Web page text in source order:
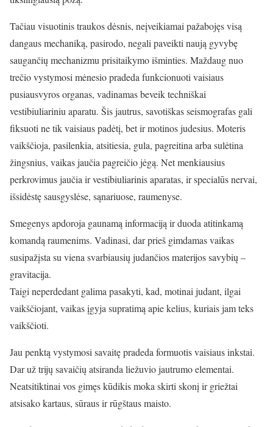
Tačiau visuotinis traukos dėsnis, neįveikiamai pažabojęs visą
dangaus mechaniką, pasirodo, negali paveikti naują gyvybę
saugančių mechanizmu prisitaikymo išminties. Maždaug nuo
trečio vystymosi mėnesio pradeda funkcionuoti vaisiaus
pusiausvyros organas, vadinamas beveik techniškai
vestibiuliariniu aparatu. Šis jautrus, savotiškas seismografas gali
fiksuoti ne tik vaisiaus padėtį, bet ir motinos judesius. Moteris
vaikščioja, pasilenkia, atsitiesia, gula, pagreitina arba sulėtina
žingsnius, vaikasjaučia pagreičio jėgą. Net menkiausius
perkrovimus jaučia ir vestibiuliarinis aparatas, ir specialūs nervai,
išsidėstę sausgyslėse, sąnariuose, raumenyse.
Smegenys apdoroja gaunamą informaciją ir duoda atitinkamą
komandą raumenims. Vadinasi, dar prieš gimdamas vaikas
susipažįsta su viena svarbiausių judančios materijos savybių –
gravitacija.
Taigi neperdedant galima pasakyti, kad, motinai judant, ilgai
vaikščiojant, vaikas įgyja supratimą apie kelius, kuriais jam teks
vaikščioti.
Jau penktą vystymosi savaitę pradeda formuotis vaisiaus inkstai.
Dar už trijų savaičių atsiranda liežuvio jautrumo elementai.
Neatsitiktinai vos gimęs kūdikis moka skirti skonį ir griežtai
atsisako kartaus, sūraus ir rūgštaus maisto.